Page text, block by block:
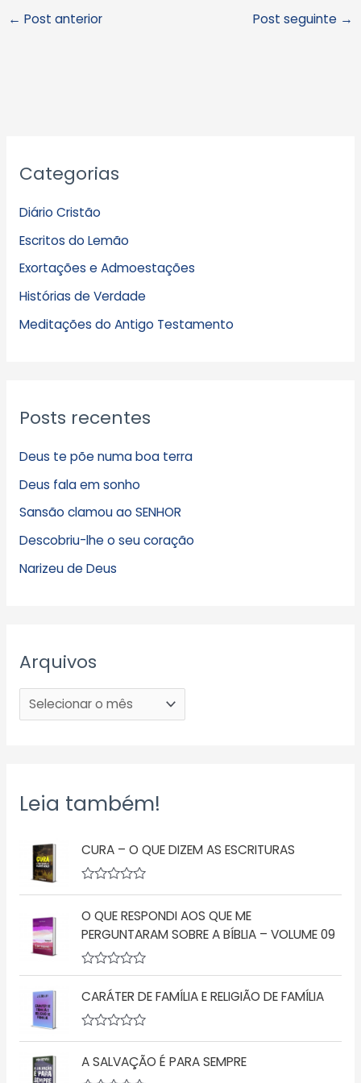
← Post anterior Post seguinte →
Categorias
Diário Cristão
Escritos do Lemão
Exortações e Admoestações
Histórias de Verdade
Meditações do Antigo Testamento
Posts recentes
Deus te põe numa boa terra
Deus fala em sonho
Sansão clamou ao SENHOR
Descobriu-lhe o seu coração
Narizeu de Deus
Arquivos
r
i
v
o
s
Leia também!
CURA – O QUE DIZEM AS ESCRITURAS
A
a
l
i
a
ç
ã
0
d
e
O QUE RESPONDI AOS QUE ME
PERGUNTARAM SOBRE A BÍBLIA – VOLUME 09
A
a
i
ã
CARÁTER DE FAMÍLIA E RELIGIÃO DE FAMÍLIA
a
A SALVAÇÃO É PARA SEMPRE